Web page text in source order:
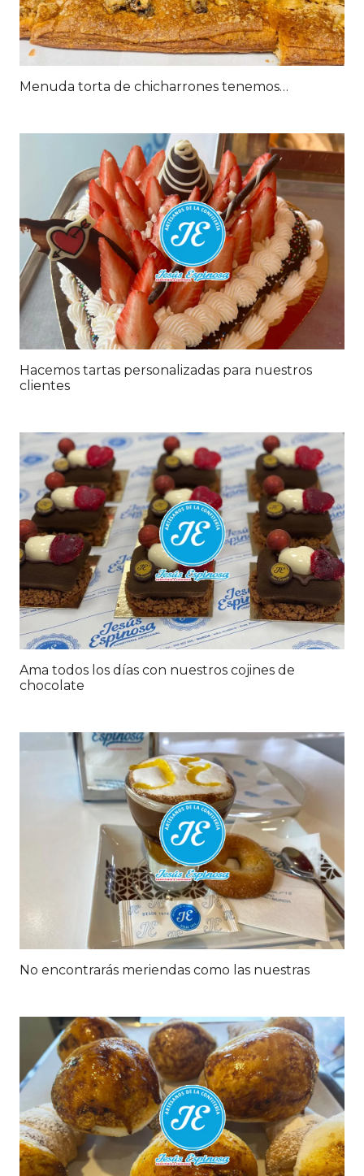
Menuda torta de chicharrones tenemos…
Hacemos tartas personalizadas para nuestros
clientes
Ama todos los días con nuestros cojines de
chocolate
No encontrarás meriendas como las nuestras